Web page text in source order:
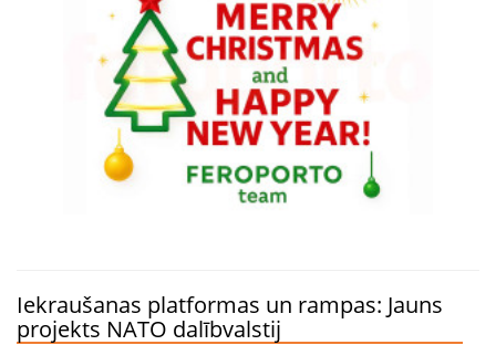
Iekraušanas platformas un rampas: Jauns
projekts NATO dalībvalstij